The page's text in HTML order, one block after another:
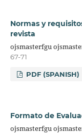
Normas y
revista
ojsmasterfgu
67-71
PDF (SPANISH)
Formato de
ojsmasterfgu